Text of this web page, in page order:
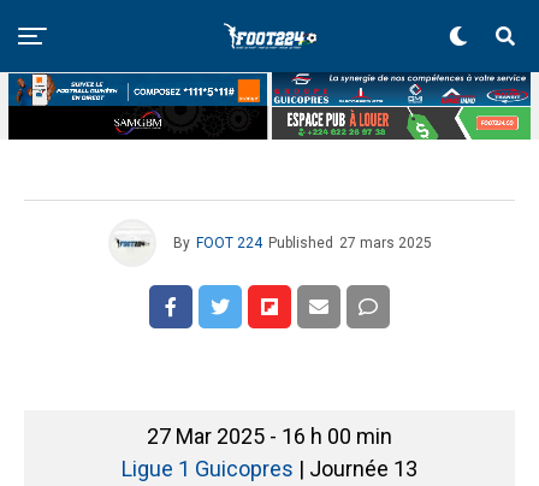
By FOOT 224 Published 27 mars 2025
27 Mar 2025 - 16 h 00 min
Ligue 1 Guicopres | Journée 13